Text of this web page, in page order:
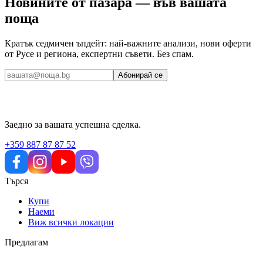
поща
Кратък седмичен ъпдейт: най-важните анализи, нови оферти
от Русе и региона, експертни съвети. Без спам.
Абонирай се
Заедно за вашата успешна сделка.
+359 887 87 87 52
Търся
Купи
Наеми
Виж всички локации
Предлагам